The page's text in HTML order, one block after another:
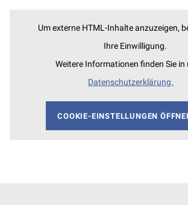
Um externe HTML-Inhalte anzuzeigen,
Ihre Einwilligung.
Weitere Informationen finden Sie in
Datenschutzerklärung.
COOKIE-EINSTELLUNGEN